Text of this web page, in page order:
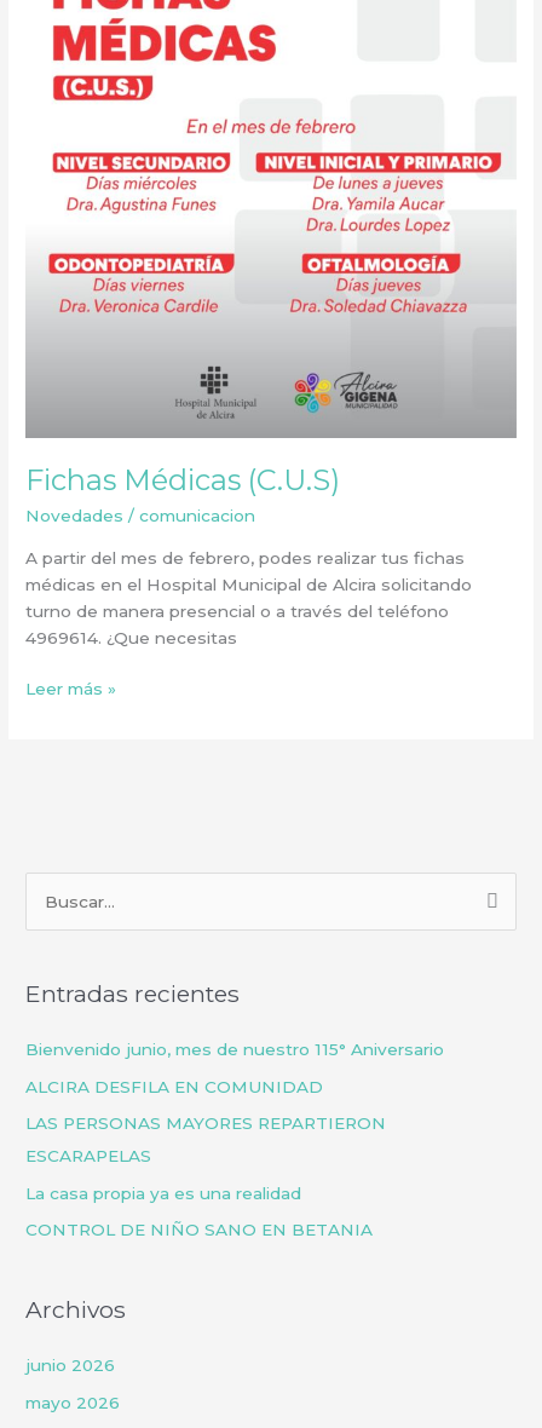
Fichas Médicas (C.U.S)
Novedades /comunicacion
A partir del mes de febrero, podes realizar tus fichas
médicas en el Hospital Municipal de Alcira solicitando
turno de manera presencial o a través del teléfono
4969614. ¿Que necesitas
(C.U.S)
Leer más »
c
o
r
:
Entradas recientes
Bienvenido junio, mes de nuestro 115° Aniversario
ALCIRA DESFILA EN COMUNIDAD
LAS PERSONAS MAYORES REPARTIERON
ESCARAPELAS
La casa propia ya es una realidad
CONTROL DE NIÑO SANO EN BETANIA
Archivos
junio 2026
mayo 2026